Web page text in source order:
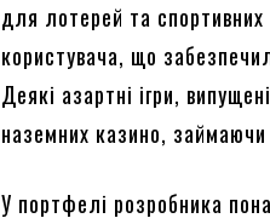
для лотерей та
користувача, що
Деякі азартні ігри,
наземних казино, займаючи
У портфелі розробника